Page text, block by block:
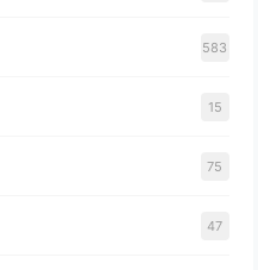
583
15
75
47